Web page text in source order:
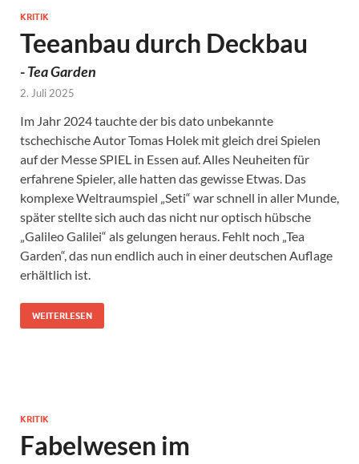
KRITIK
Teeanbau durch Deckbau
-Tea Garden
2. Juli 2025
Im Jahr 2024 tauchte der bis dato unbekannte
tschechische Autor Tomas Holek mit gleich drei Spielen
auf der Messe SPIEL in Essen auf. Alles Neuheiten für
erfahrene Spieler, alle hatten das gewisse Etwas. Das
komplexe Weltraumspiel „Seti“ war schnell in aller Munde,
später stellte sich auch das nicht nur optisch hübsche
„Galileo Galilei“ als gelungen heraus. Fehlt noch „Tea
Garden“, das nun endlich auch in einer deutschen Auflage
erhältlich ist.
WEITERLESEN
KRITIK
Fabelwesen im